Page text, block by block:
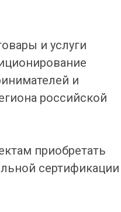
и услуги
и
российской
приобретать
сертификации